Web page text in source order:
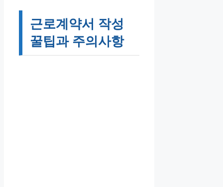
근로계약서 작성
꿀팁과 주의사항